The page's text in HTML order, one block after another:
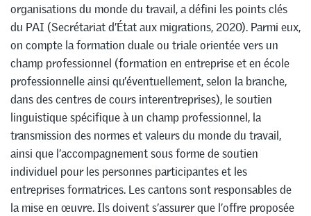
organisations du monde du travail, a défini les points clés
du PAI (Secrétariat d’État aux migrations, 2020). Parmi eux,
on compte la formation duale ou triale orientée vers un
champ professionnel (formation en entreprise et en école
professionnelle ainsi qu’éventuellement, selon la branche,
dans des centres de cours interentreprises), le soutien
linguistique spécifique à un champ professionnel, la
transmission des normes et valeurs du monde du travail,
ainsi que l’accompagnement sous forme de soutien
individuel pour les personnes participantes et les
entreprises formatrices. Les cantons sont responsables de
la mise en œuvre. Ils doivent s’assurer que l’offre proposée